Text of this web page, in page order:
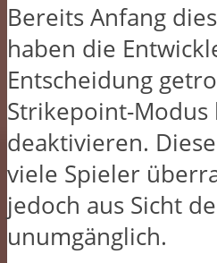
Bereits Anfang
haben die
Entscheidung
Strikepoint-Modus
deaktivieren.
viele Spieler
jedoch aus Sicht
unumgänglich.